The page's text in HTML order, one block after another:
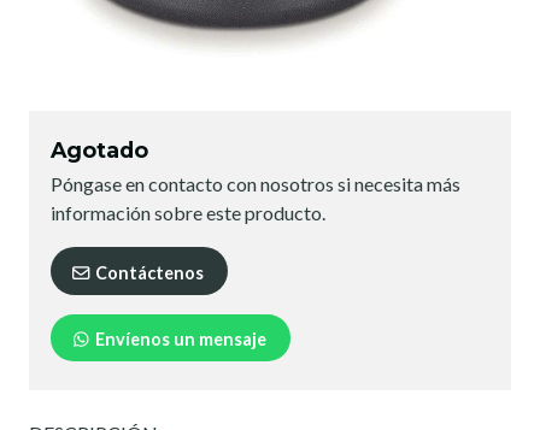
Agotado
Póngase en contacto con nosotros si necesita más
información sobre este producto.
Contáctenos
Envíenos un mensaje